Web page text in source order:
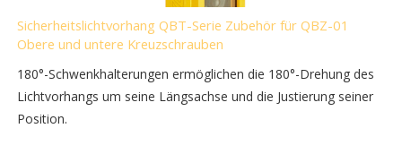
Sicherheitslichtvorhang QBT-Serie Zubehör für QBZ-01
Obere und untere Kreuzschrauben
180°-Schwenkhalterungen ermöglichen die 180°-Drehung des
Lichtvorhangs um seine Längsachse und die Justierung seiner
Position.